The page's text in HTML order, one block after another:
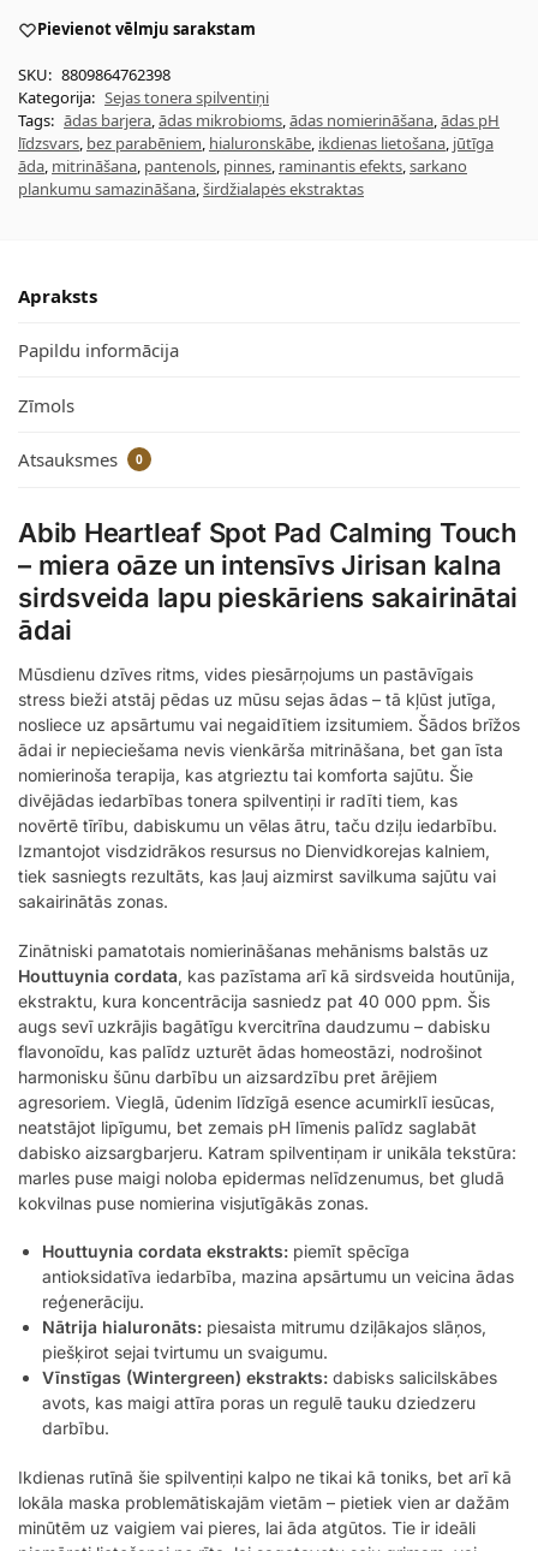
Pievienot vēlmju sarakstam
SKU: 8809864762398
Kategorija: Sejas tonera spilventiņi
Tags: ādas barjera,ādas mikrobioms,ādas nomierināšana,ādas pH
līdzsvars, bez parabēniem, hialuronskābe, ikdienas lietošana, jūtīga
āda, mitrināšana, pantenols, pinnes, raminantis efekts,sarkano
plankumu samazināšana,širdžialapės ekstraktas
Apraksts
Papildu informācija
Zīmols
Atsauksmes 0
Abib Heartleaf Spot Pad Calming Touch
– miera oāze un intensīvs Jirisan kalna
sirdsveida lapu pieskāriens sakairinātai
ādai
Mūsdienu dzīves ritms, vides piesārņojums un pastāvīgais
stress bieži atstāj pēdas uz mūsu sejas ādas – tā kļūst jutīga,
nosliece uz apsārtumu vai negaidītiem izsitumiem. Šādos brīžos
ādai ir nepieciešama nevis vienkārša mitrināšana, bet gan īsta
nomierinoša terapija, kas atgrieztu tai komforta sajūtu. Šie
divējādas iedarbības tonera spilventiņi ir radīti tiem, kas
novērtē tīrību, dabiskumu un vēlas ātru, taču dziļu iedarbību.
Izmantojot visdzidrākos resursus no Dienvidkorejas kalniem,
tiek sasniegts rezultāts, kas ļauj aizmirst savilkuma sajūtu vai
sakairinātās zonas.
Zinātniski pamatotais nomierināšanas mehānisms balstās uz
Houttuynia cordata, kas pazīstama arī kā sirdsveida houtūnija,
ekstraktu, kura koncentrācija sasniedz pat 40 000 ppm. Šis
augs sevī uzkrājis bagātīgu kvercitrīna daudzumu – dabisku
flavonoīdu, kas palīdz uzturēt ādas homeostāzi, nodrošinot
harmonisku šūnu darbību un aizsardzību pret ārējiem
agresoriem. Vieglā, ūdenim līdzīgā esence acumirklī iesūcas,
neatstājot lipīgumu, bet zemais pH līmenis palīdz saglabāt
dabisko aizsargbarjeru. Katram spilventiņam ir unikāla tekstūra:
marles puse maigi noloba epidermas nelīdzenumus, bet gludā
kokvilnas puse nomierina visjutīgākās zonas.
Houttuynia cordata ekstrakts: piemīt spēcīga
antioksidatīva iedarbība, mazina apsārtumu un veicina ādas
reģenerāciju.
Nātrija hialuronāts: piesaista mitrumu dziļākajos slāņos,
piešķirot sejai tvirtumu un svaigumu.
Vīnstīgas (Wintergreen) ekstrakts: dabisks salicilskābes
avots, kas maigi attīra poras un regulē tauku dziedzeru
darbību.
Ikdienas rutīnā šie spilventiņi kalpo ne tikai kā toniks, bet arī kā
lokāla maska problemātiskajām vietām – pietiek vien ar dažām
minūtēm uz vaigiem vai pieres, lai āda atgūtos. Tie ir ideāli